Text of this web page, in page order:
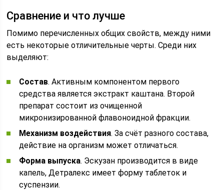
Сравнение и что лучше
Помимо перечисленных общих свойств, между ними
есть некоторые отличительные черты. Среди них
выделяют:
Состав. Активным компонентом первого
средства является экстракт каштана. Второй
препарат состоит из очищенной
микронизированной флавоноидной фракции.
Механизм воздействия. За счёт разного состава,
действие на организм может отличаться.
Форма выпуска. Эскузан производится в виде
капель, Детралекс имеет форму таблеток и
суспензии.